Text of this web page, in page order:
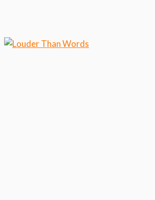
Klik hier als je meer wilt weten over ons